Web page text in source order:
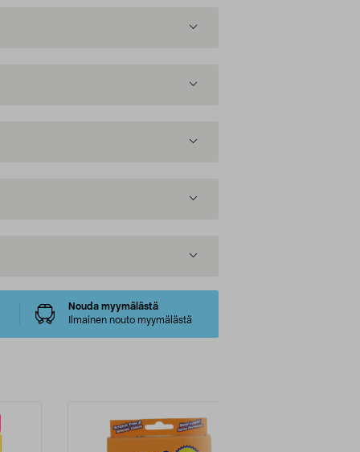
Nouda myymälästä
Ilmainen nouto myymälästä